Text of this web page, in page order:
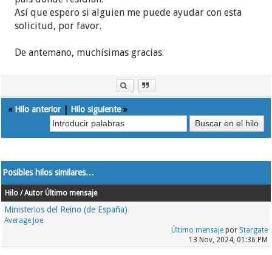
Así que espero si alguien me puede ayudar con esta
solicitud, por favor.
De antemano, muchísimas gracias.
« Hilo anterior| Hilo siguiente»
Posibles hilos similares…
Hilo / Autor Último mensaje
Ministerios del Reino (de España)
Average Joe
Último mensajepor Stargate
13 Nov, 2024, 01:36 PM